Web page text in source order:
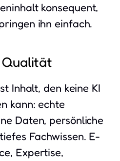
konsequent,
ihn einfach.
Qualität
Inhalt, den keine KI
kann: echte
Daten, persönliche
Fachwissen. E-
Expertise,